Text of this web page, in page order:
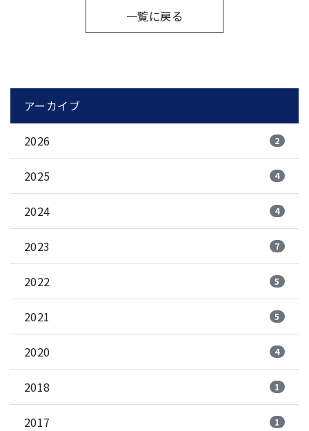
一覧に戻る
アーカイブ
2026 2
2025 4
2024 4
2023 7
2022 5
2021 5
2020 4
2018 1
2017 1